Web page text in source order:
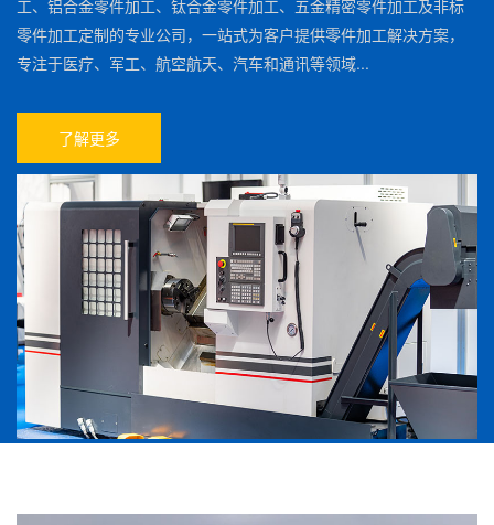
工、铝合金零件加工、钛合金零件加工、五金精密零件加工及非标
零件加工定制的专业公司，一站式为客户提供零件加工解决方案，
专注于医疗、军工、航空航天、汽车和通讯等领域...
了解更多